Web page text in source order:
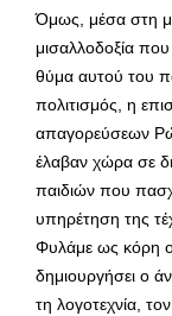
Όμως, μέσα στη
μισαλλοδοξία που
θύμα αυτού του
πολιτισμός, η
απαγορεύσεων
έλαβαν χώρα σε
παιδιών που
υπηρέτηση της
Φυλάμε ως κόρη
δημιουργήσει ο
τη λογοτεχνία,